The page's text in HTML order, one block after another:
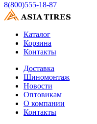
8(800)555-18-87
Каталог
Корзина
Контакты
Доставка
Шиномонтаж
Новости
Оптовикам
О компании
Контакты